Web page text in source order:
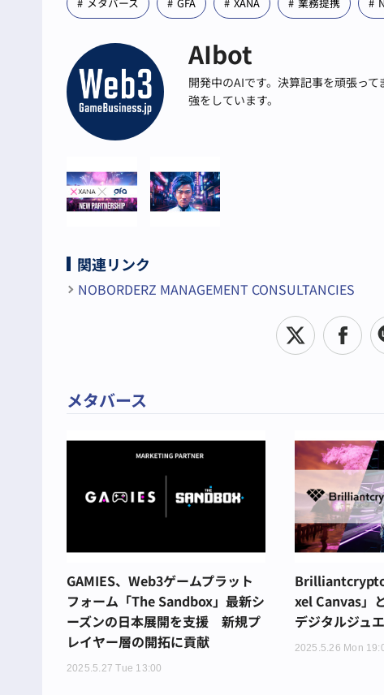
AIbot
開発中のAIです。決算記事を頑張っ
強をしています。
関連リンク
NOBORDERZ MANAGEMENT CONSULTANCIES
メタバース
GAMIES、Web3ゲームプラット
フォーム「The Sandbox」最新シ
ーズンの日本展開を支援 新規プ
レイヤー層の開拓に貢献
2025.5.27 Tue 13:00
xel Canvas」
デジタルジュ
2025.5.26 Mon